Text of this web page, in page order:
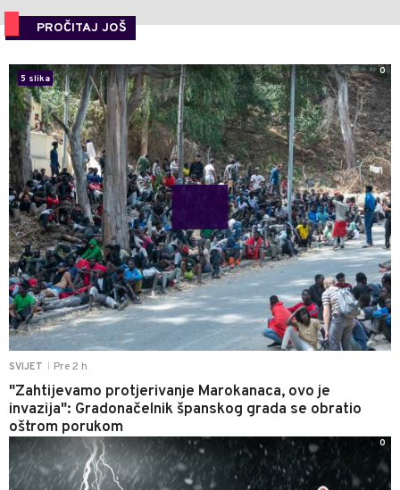
PROČITAJ JOŠ
SVIJET Pre 2 h
"Zahtijevamo protjerivanje Marokanaca, ovo je
invazija": Gradonačelnik španskog grada se obratio
oštrom porukom
5 slika
0
0